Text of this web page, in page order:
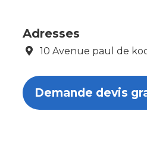
Adresses
10 Avenue paul de
Demande devis